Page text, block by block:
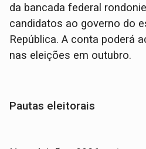
da bancada federal
candidatos ao governo do
República. A conta poderá
nas eleições em outubro.
Pautas eleitorais